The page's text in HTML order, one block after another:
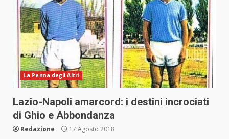
La Penna degli Altri
Lazio-Napoli amarcord: i destini incrociati
di Ghio e Abbondanza
Redazione 17 Agosto 2018